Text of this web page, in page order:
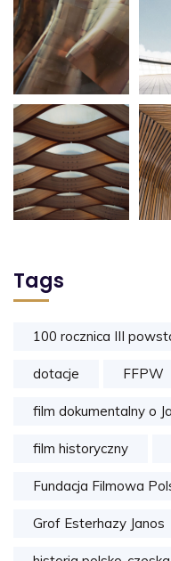
Tags
100 rocznica III
dotacje FFPW
film dokumentalny o
film historyczny
Fundacja Filmowa
Grof Esterhazy Janos